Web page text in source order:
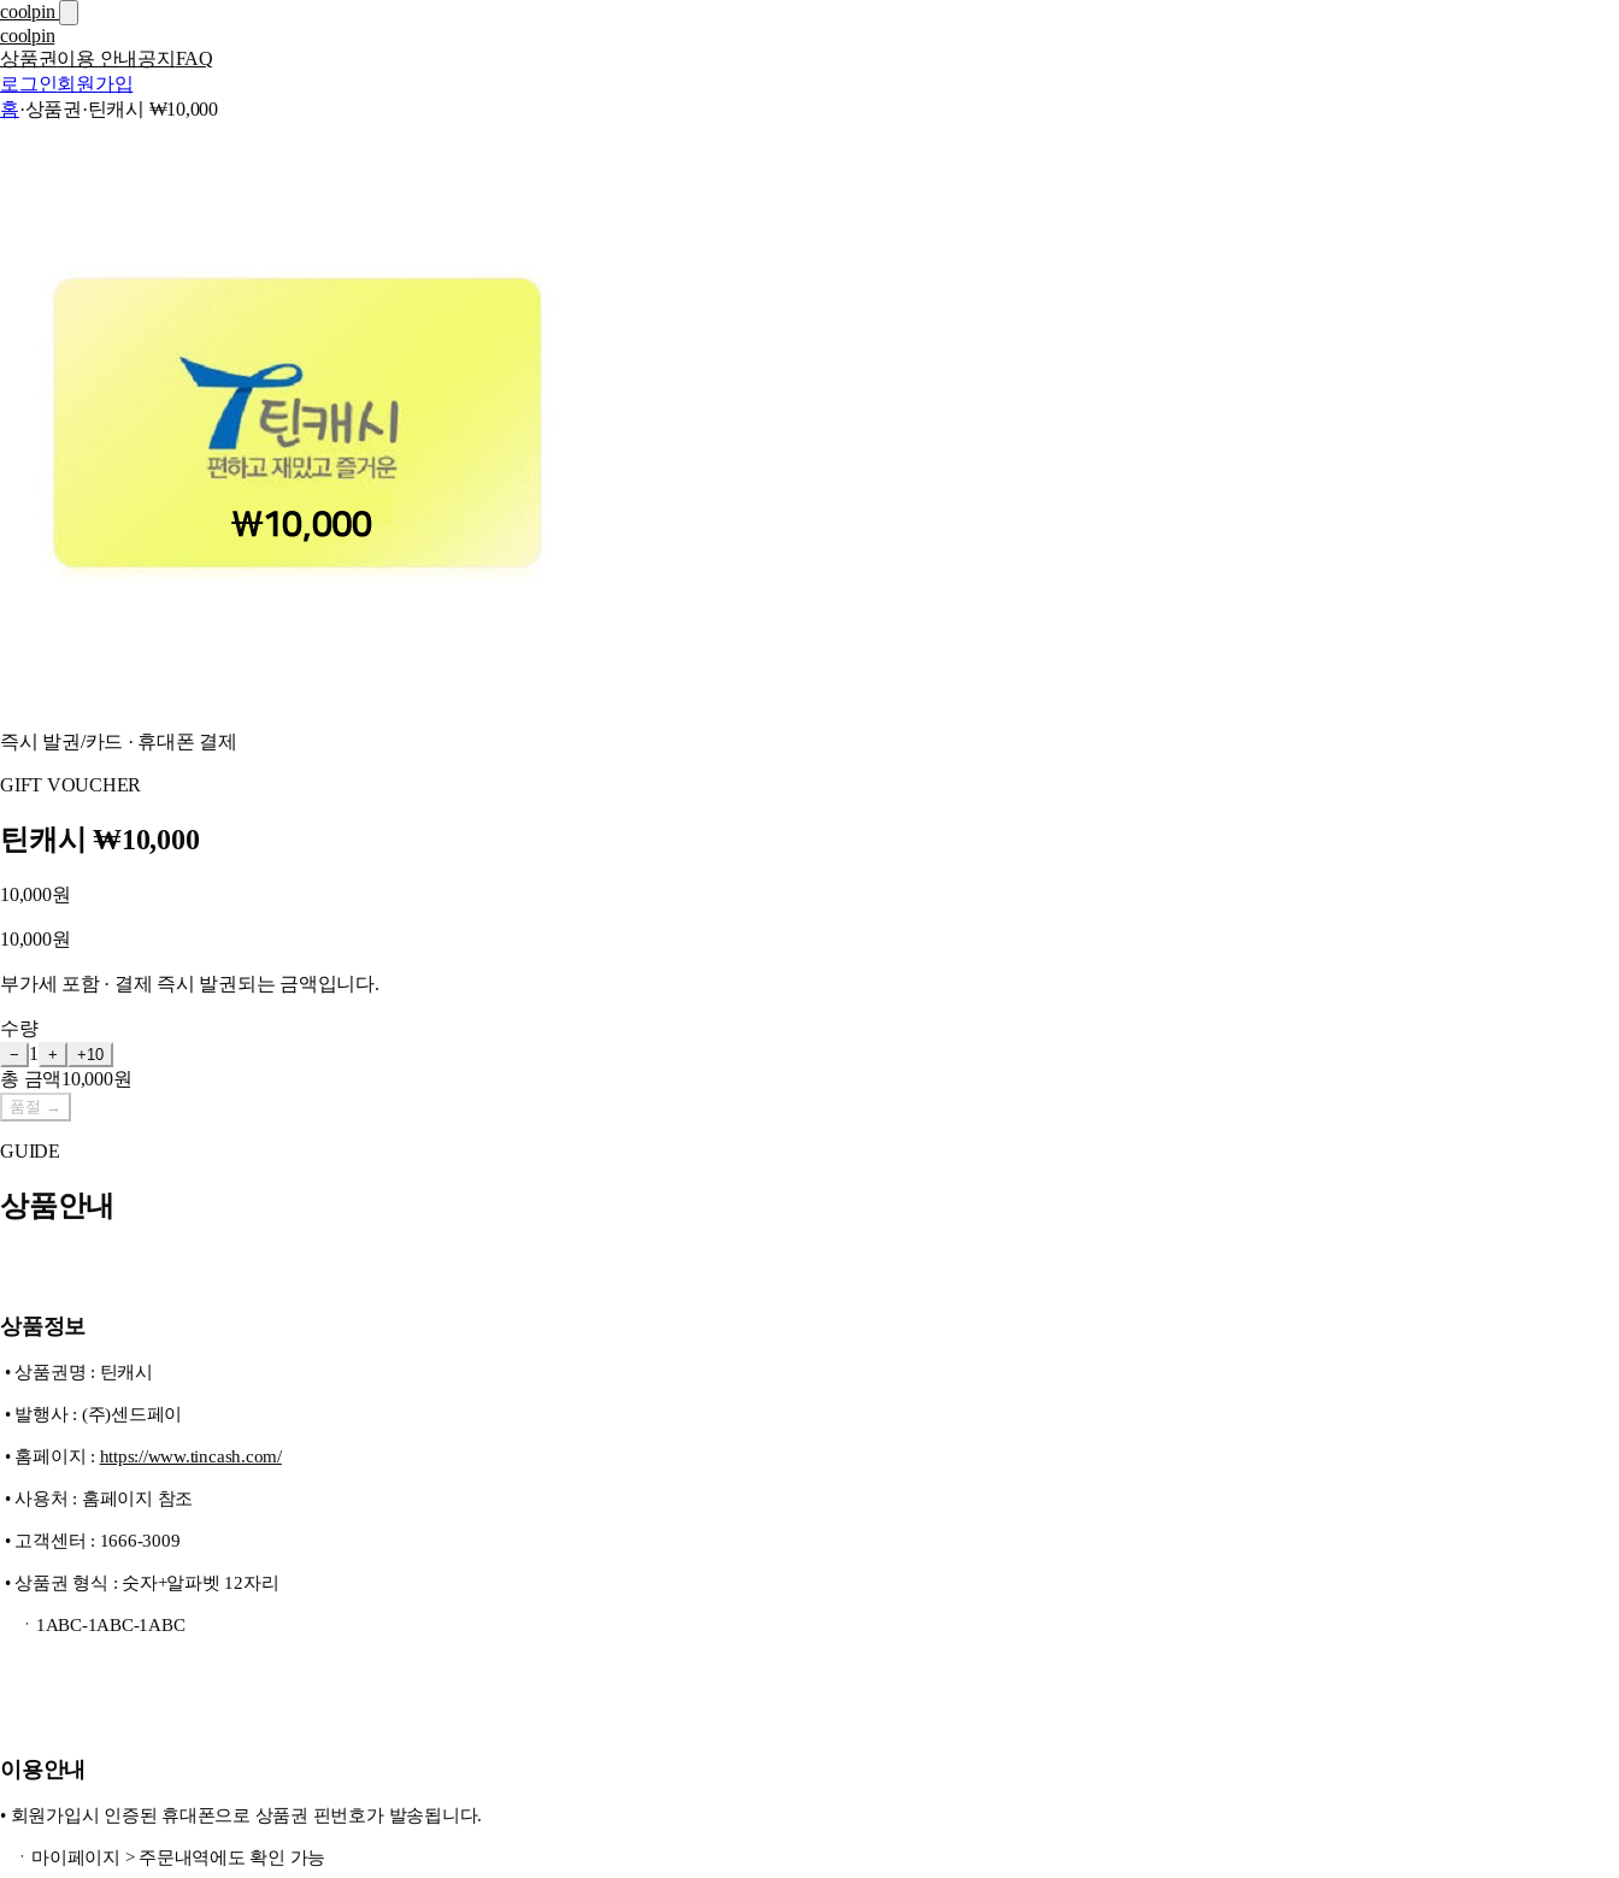
coolpin
coolpin
상품권이용 안내 공지 FAQ
로그인회원가입
홈·상품권 ·틴캐시 ₩10,000
즉시 발권/카드 · 휴대폰 결제
GIFT VOUCHER
틴캐시 ₩10,000
10,000원
10,000원
부가세 포함 · 결제 즉시 발권되는 금액입니다.
수량
− 1 + +10
총 금액10,000원
품절 →
GUIDE
상품안내
상품정보
• 상품권명 : 틴캐시
• 발행사 : (주)센드페이
• 홈페이지 : https://www.tincash.com/
• 사용처 : 홈페이지 참조
• 고객센터 : 1666-3009
• 상품권 형식 : 숫자+알파벳 12자리
ㆍ1ABC-1ABC-1ABC
이용안내
• 회원가입시 인증된 휴대폰으로 상품권 핀번호가 발송됩니다.
ㆍ마이페이지 > 주문내역에도 확인 가능